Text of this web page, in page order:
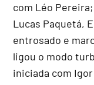
com Léo
Lucas Paquetá,
entrosado e
ligou o modo
iniciada com